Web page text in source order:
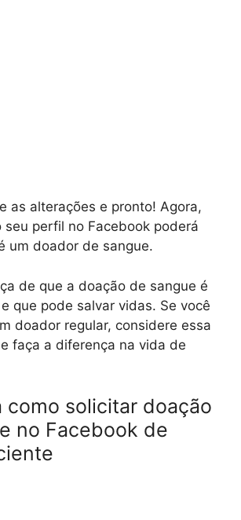
as alterações e pronto! Agora,
seu perfil no Facebook poderá
um doador de sangue.
de que a doação de sangue é
que pode salvar vidas. Se você
doador regular, considere essa
faça a diferença na vida de
como solicitar doação
no Facebook de